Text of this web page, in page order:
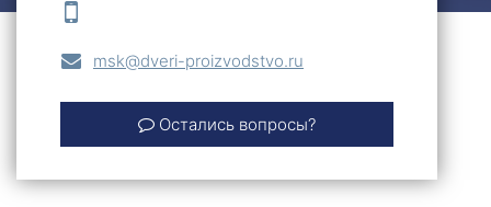
msk@dveri-proizvodstvo.ru
Остались вопросы?